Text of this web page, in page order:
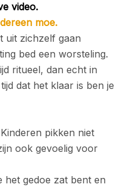
video.
moe.
uit zichzelf gaan
bed een worsteling.
ritueel, dan echt in
dat het klaar is ben je
pikken niet
ook gevoelig voor
het gedoe zat bent en